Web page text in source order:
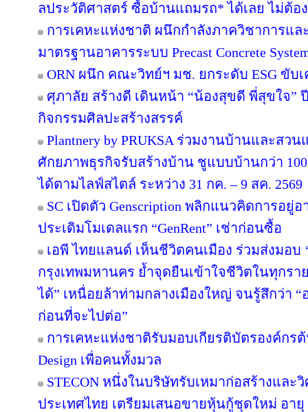
ลประวัติศาสตร์ ซื้อบ้านแถมรถ* ได้เลย ไม่ต้อ
การเคหะแห่งชาติ ผนึกกำลังภาควิชาการแ
มาตรฐานอาคารระบบ Precast Concrete
ORN ผนึก คณะวิทย์ฯ มช. ยกระดับ ESG ขับ
ศุภาลัย สร้างดี เดินหน้า “น้องสุขดี พี่สุขใจ”
กิจกรรมศิลปะสร้างสรรค์
Plantnery by PRUKSA ร่วมงานบ้านและสวน
ศักยภาพธุรกิจรับสร้างบ้าน ชูแบบบ้านกว่า
ได้ตามไลฟ์สไตล์ ระหว่าง 31 กค. – 9 สค. 2569
SC เปิดตัว Genscription พลิกแนวคิดการอ
ประเดิมโมเดลแรก “GenRent” เช่าก่อนซื้อ
เอพี ไทยแลนด์ เห็นชีวิตคนเมือง ร่วมส่งมอบ
กรุงเทพมหานคร ย้ำจุดยืนเข้าใจชีวิตในทุกรา
ได้” เหนื่อยล้าท่ามกลางเมืองใหญ่ จนรู้สึกว่า
ก่อนที่จะไปต่อ”
การเคหะแห่งชาติรับมอบเกียรติบัตรองค์กร
Design เพื่อคนทั้งมวล
STECON หนึ่งในบริษัทรับเหมาก่อสร้างแล
ประเทศไทย เตรียมเสนอขายหุ้นกู้ชุดใหม่ อา